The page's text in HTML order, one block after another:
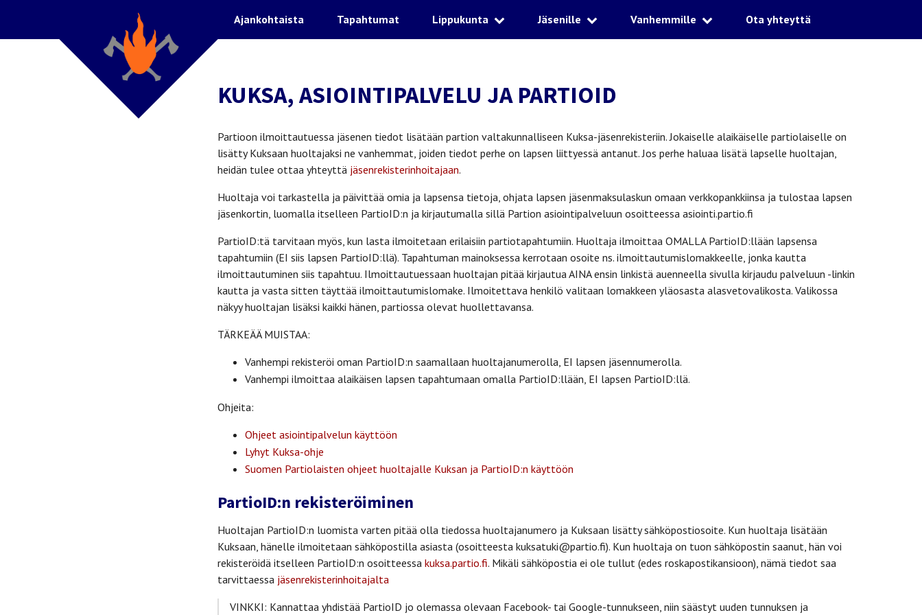
Ajankohtaista Tapahtumat Lippukunta Jäsenille Vanhemmille Ota yhteyttä
KUKSA, ASIOINTIPALVELU JA PARTIOID
Partioon ilmoittautuessa jäsenen tiedot lisätään partion valtakunnalliseen Kuksa-jäsenrekisteriin. Jokaiselle alaikäiselle partiolaiselle on
lisätty Kuksaan huoltajaksi ne vanhemmat, joiden tiedot perhe on lapsen liittyessä antanut. Jos perhe haluaa lisätä lapselle huoltajan,
heidän tulee ottaa yhteyttä jäsenrekisterinhoitajaan.
Huoltaja voi tarkastella ja päivittää omia ja lapsensa tietoja, ohjata lapsen jäsenmaksulaskun omaan verkkopankkiinsa ja tulostaa lapsen
jäsenkortin, luomalla itselleen PartioID:n ja kirjautumalla sillä Partion asiointipalveluun osoitteessa asiointi.partio.fi
PartioID:tä tarvitaan myös, kun lasta ilmoitetaan erilaisiin partiotapahtumiin. Huoltaja ilmoittaa OMALLA PartioID:llään lapsensa
tapahtumiin (EI siis lapsen PartioID:llä). Tapahtuman mainoksessa kerrotaan osoite ns. ilmoittautumislomakkeelle, jonka kautta
ilmoittautuminen siis tapahtuu. Ilmoittautuessaan huoltajan pitää kirjautua AINA ensin linkistä auenneella sivulla kirjaudu palveluun -linkin
kautta ja vasta sitten täyttää ilmoittautumislomake. Ilmoitettava henkilö valitaan lomakkeen yläosasta alasvetovalikosta. Valikossa
näkyy huoltajan lisäksi kaikki hänen, partiossa olevat huollettavansa.
TÄRKEÄÄ MUISTAA:
Vanhempi rekisteröi oman PartioID:n saamallaan huoltajanumerolla, EI lapsen jäsennumerolla.
Vanhempi ilmoittaa alaikäisen lapsen tapahtumaan omalla PartioID:llään, EI lapsen PartioID:llä.
Ohjeita:
Ohjeet asiointipalvelun käyttöön
Lyhyt Kuksa-ohje
Suomen Partiolaisten ohjeet huoltajalle Kuksan ja PartioID:n käyttöön
PartioID:n rekisteröiminen
Huoltajan PartioID:n luomista varten pitää olla tiedossa huoltajanumero ja Kuksaan lisätty sähköpostiosoite. Kun huoltaja lisätään
Kuksaan, hänelle ilmoitetaan sähköpostilla asiasta (osoitteesta kuksatuki@partio.fi). Kun huoltaja on tuon sähköpostin saanut, hän voi
rekisteröidä itselleen PartioID:n osoitteessa kuksa.partio.fi. Mikäli sähköpostia ei ole tullut (edes roskapostikansioon), nämä tiedot saa
tarvittaessa jäsenrekisterinhoitajalta
VINKKI: Kannattaa yhdistää PartioID jo olemassa olevaan Facebook- tai Google-tunnukseen, niin säästyt uuden tunnuksen ja